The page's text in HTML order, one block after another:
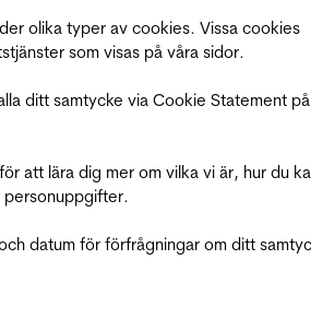
olika typer av cookies. Vissa cookies
som visas på våra sidor.
ditt samtycke via Cookie Statement
att lära dig mer om vilka vi är, hur du
personuppgifter.
datum för förfrågningar om ditt